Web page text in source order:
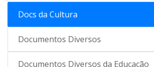
Docs da Cultura
Documentos Diversos
Documentos Diversos da Educação